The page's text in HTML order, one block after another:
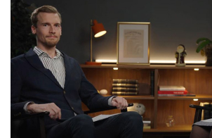
dig
medlem:
Senaste
från
FMI